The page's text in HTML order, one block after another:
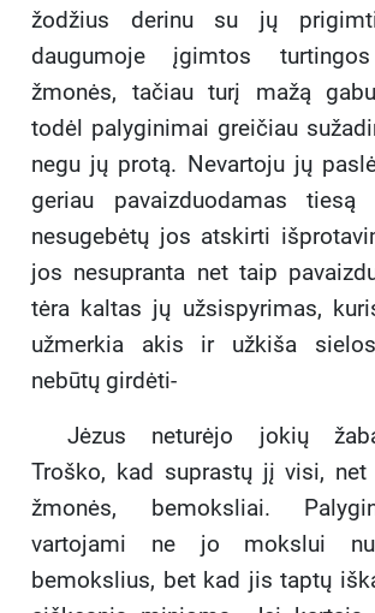
žodžius derinu su jų
daugumoje įgimtos
žmonės, tačiau turį mažą
todėl palyginimai greičiau
negu jų protą. Nevartoju jų
geriau pavaizduodamas
nesugebėtų jos atskirti
jos nesupranta net taip
tėra kaltas jų užsispyrimas,
užmerkia akis ir užkiša
nebūtų girdėti-
Jėzus neturėjo jokių
Troško, kad suprastų jį visi, net
žmonės, bemoksliai.
vartojami ne jo mokslui
bemokslius, bet kad jis taptų